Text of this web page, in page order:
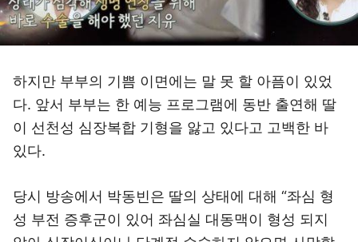
하지만 부부의 기쁨 이면에는 말 못 할 아픔이 있었
다. 앞서 부부는 한 예능 프로그램에 동반 출연해 딸
이 선천성 심장복합 기형을 앓고 있다고 고백한 바
있다.
당시 방송에서 박동빈은 딸의 상태에 대해 “좌심 형
성 부전 증후군이 있어 좌심실 대동맥이 형성 되지